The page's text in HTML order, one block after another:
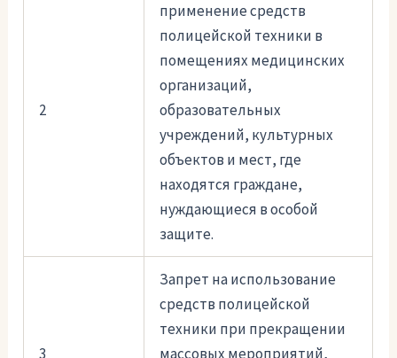
2
применение средств
полицейской техники в
помещениях медицинских
организаций,
образовательных
учреждений, культурных
объектов и мест, где
находятся граждане,
нуждающиеся в особой
защите.
3
Запрет на использование
средств полицейской
техники при прекращении
массовых мероприятий,